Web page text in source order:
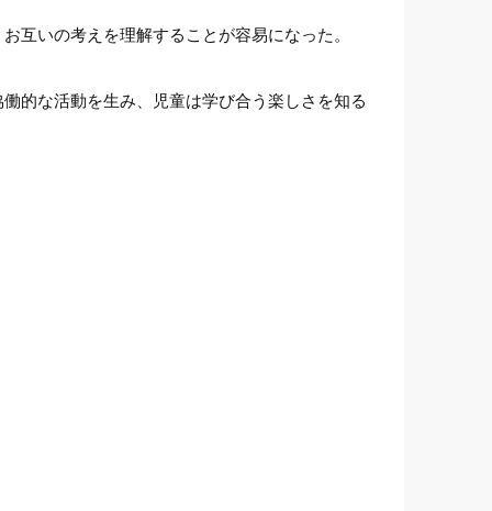
互いの考えを理解することが容易になった。
的な活動を生み、児童は学び合う楽しさを知る